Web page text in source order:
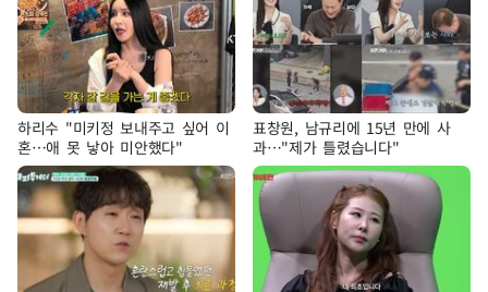
하리수 "미키정 보내주고 싶어 이
혼…애 못 낳아 미안했다"
표창원, 남규리에 15년 만에 사
과…"제가 틀렸습니다"